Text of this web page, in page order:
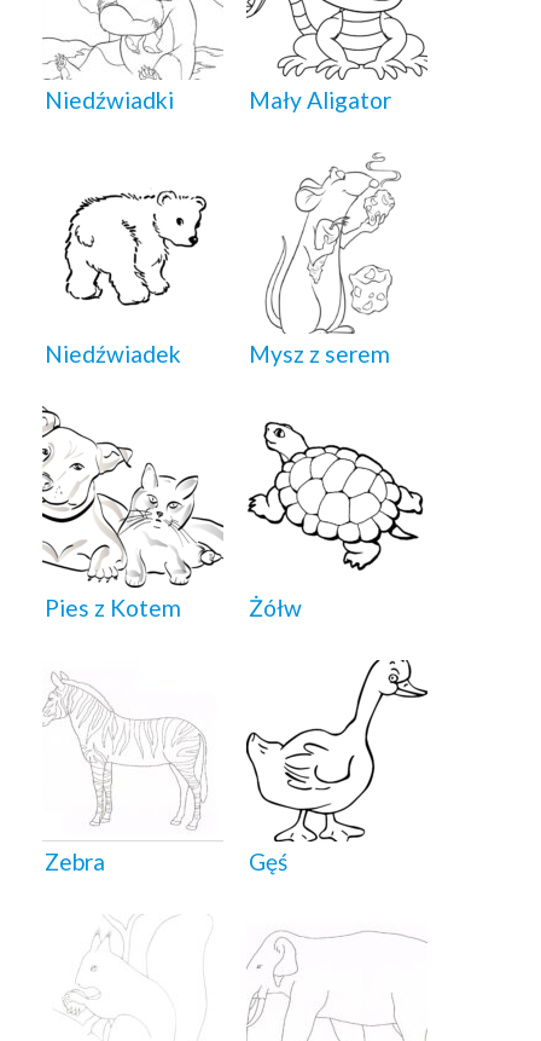
Niedźwiadki Mały Aligator
Niedźwiadek Mysz z serem
Pies z Kotem Żółw
Zebra Gęś